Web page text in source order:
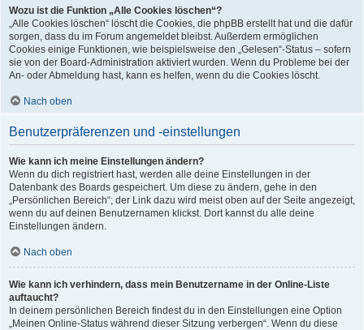
Wozu ist die Funktion „Alle Cookies löschen“?
„Alle Cookies löschen“ löscht die Cookies, die phpBB erstellt hat und die dafür
sorgen, dass du im Forum angemeldet bleibst. Außerdem ermöglichen
Cookies einige Funktionen, wie beispielsweise den „Gelesen“-Status – sofern
sie von der Board-Administration aktiviert wurden. Wenn du Probleme bei der
An- oder Abmeldung hast, kann es helfen, wenn du die Cookies löscht.
Nach oben
Benutzerpräferenzen und -einstellungen
Wie kann ich meine Einstellungen ändern?
Wenn du dich registriert hast, werden alle deine Einstellungen in der
Datenbank des Boards gespeichert. Um diese zu ändern, gehe in den
„Persönlichen Bereich“; der Link dazu wird meist oben auf der Seite angezeigt,
wenn du auf deinen Benutzernamen klickst. Dort kannst du alle deine
Einstellungen ändern.
Nach oben
Wie kann ich verhindern, dass mein Benutzername in der Online-Liste
auftaucht?
In deinem persönlichen Bereich findest du in den Einstellungen eine Option
„Meinen Online-Status während dieser Sitzung verbergen“. Wenn du diese